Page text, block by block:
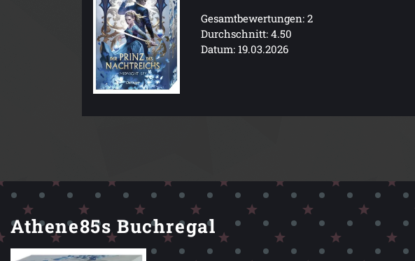
Gesamtbewertungen: 2
Durchschnitt: 4.50
Datum: 19.03.2026
Athene85s Buchregal